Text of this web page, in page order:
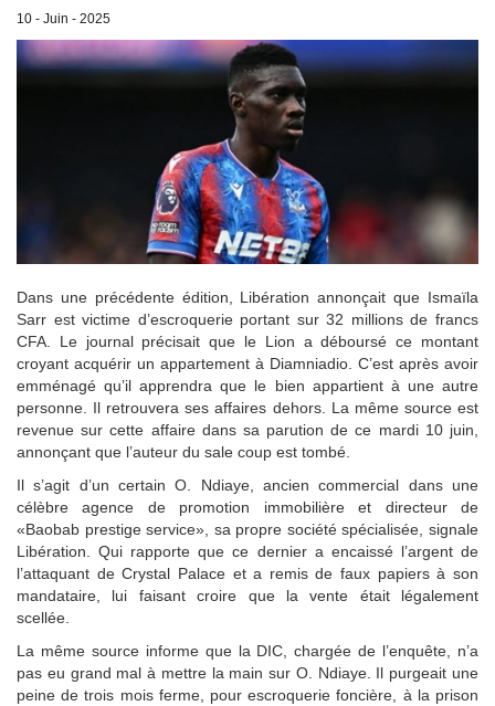
10 - Juin - 2025
Dans une précédente édition, Libération annonçait que Ismaïla
Sarr est victime d’escroquerie portant sur 32 millions de francs
CFA. Le journal précisait que le Lion a déboursé ce montant
croyant acquérir un appartement à Diamniadio. C’est après avoir
emménagé qu’il apprendra que le bien appartient à une autre
personne. Il retrouvera ses affaires dehors. La même source est
revenue sur cette affaire dans sa parution de ce mardi 10 juin,
annonçant que l’auteur du sale coup est tombé.
Il s’agit d’un certain O. Ndiaye, ancien commercial dans une
célèbre agence de promotion immobilière et directeur de
«Baobab prestige service», sa propre société spécialisée, signale
Libération. Qui rapporte que ce dernier a encaissé l’argent de
l’attaquant de Crystal Palace et a remis de faux papiers à son
mandataire, lui faisant croire que la vente était légalement
scellée.
La même source informe que la DIC, chargée de l’enquête, n’a
pas eu grand mal à mettre la main sur O. Ndiaye. Il purgeait une
peine de trois mois ferme, pour escroquerie foncière, à la prison